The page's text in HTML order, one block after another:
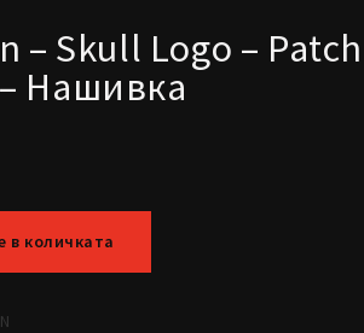
– Skull Logo – Patch
– Нашивка
в количката